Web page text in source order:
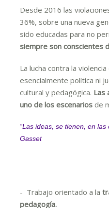
Desde 2016 las
36%, sobre una nueva
sido educadas para no
siempre son conscientes
La lucha contra la
esencialmente política ni
cultural y pedagógica. Las
uno de los escenarios de
“Las ideas, se tienen, en
Gasset
- Trabajo orientado a la
pedagogía.